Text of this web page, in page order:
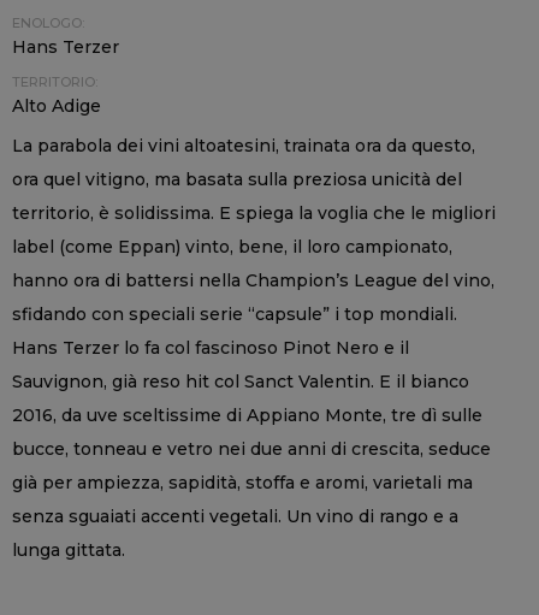
ENOLOGO:
Hans Terzer
TERRITORIO:
Alto Adige
La parabola dei vini altoatesini, trainata ora da questo,
ora quel vitigno, ma basata sulla preziosa unicità del
territorio, è solidissima. E spiega la voglia che le migliori
label (come Eppan) vinto, bene, il loro campionato,
hanno ora di battersi nella Champion’s League del vino,
sfidando con speciali serie “capsule” i top mondiali.
Hans Terzer lo fa col fascinoso Pinot Nero e il
Sauvignon, già reso hit col Sanct Valentin. E il bianco
2016, da uve sceltissime di Appiano Monte, tre dì sulle
bucce, tonneau e vetro nei due anni di crescita, seduce
già per ampiezza, sapidità, stoffa e aromi, varietali ma
senza sguaiati accenti vegetali. Un vino di rango e a
lunga gittata.